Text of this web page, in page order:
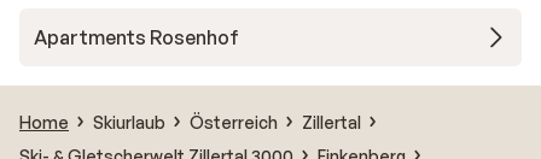
Apartments Rosenhof
Home Skiurlaub Österreich
Zillertal